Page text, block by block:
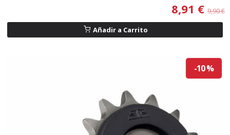
8,91 € 9,90 €
Añadir a Carrito
-10 %